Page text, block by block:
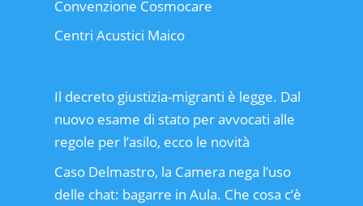
Convenzione Cosmocare
Centri Acustici Maico
Il decreto giustizia-migranti è legge. Dal
nuovo esame di stato per avvocati alle
regole per l’asilo, ecco le novità
Caso Delmastro, la Camera nega l’uso
delle chat: bagarre in Aula. Che cosa c’è